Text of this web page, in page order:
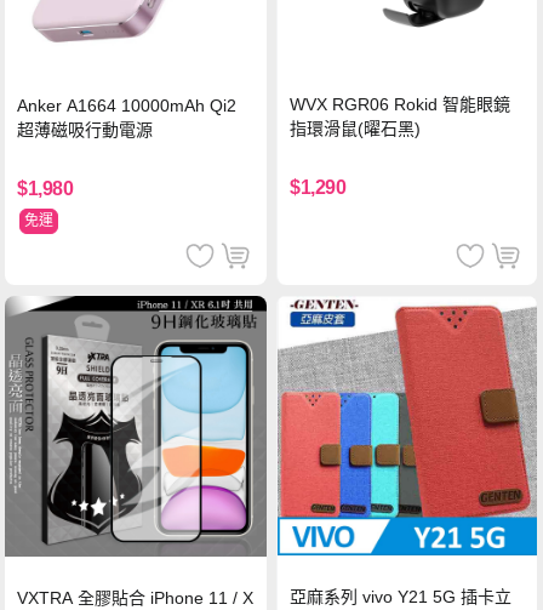
Anker A1664 10000mAh Qi2
超薄磁吸行動電源
$1,980
免運
WVX RGR06 Rokid 智能眼鏡
指環滑鼠(曜石黑)
$1,290
VXTRA 全膠貼合 iPhone 11 / X
亞麻系列 vivo Y21 5G 插卡立